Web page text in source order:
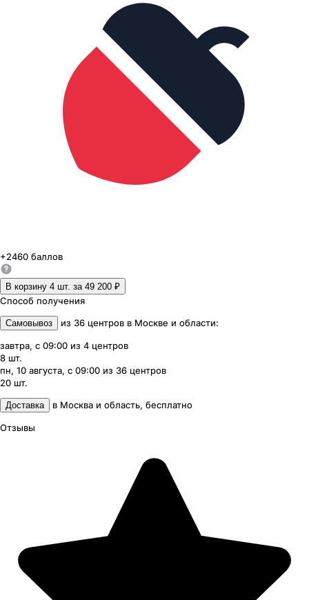
+2460 баллов
В корзину 4 шт. за 49 200 ₽
Способ получения
Самовывоз из 36 центров в Москве и области:
завтра, с 09:00 из 4 центров
8 шт.
пн, 10 августа, с 09:00 из 36 центров
20 шт.
Доставка в Москва и область, бесплатно
Отзывы